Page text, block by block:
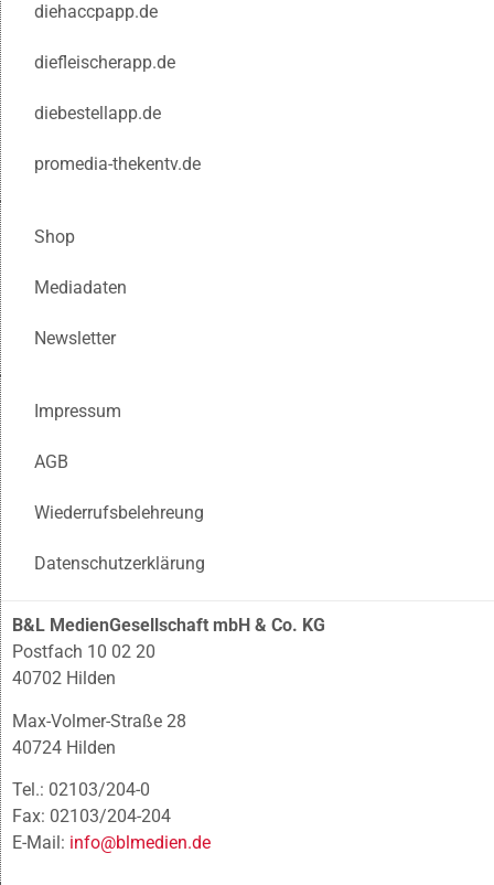
diehaccpapp.de
diefleischerapp.de
diebestellapp.de
promedia-thekentv.de
Shop
Mediadaten
Newsletter
Impressum
AGB
Wiederrufsbelehreung
Datenschutzerklärung
B&L MedienGesellschaft mbH & Co. KG
Postfach 10 02 20
40702 Hilden
Max-Volmer-Straße 28
40724 Hilden
Tel.: 02103/204-0
Fax: 02103/204-204
E-Mail: info@blmedien.de